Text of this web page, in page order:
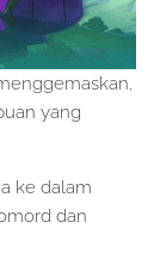
yang
ke dalam
dan